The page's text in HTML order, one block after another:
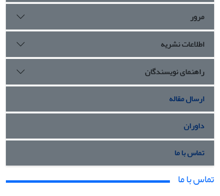
مرور
اطلاعات نشریه
راهنمای نویسندگان
ارسال مقاله
داوران
تماس با ما
تماس با ما